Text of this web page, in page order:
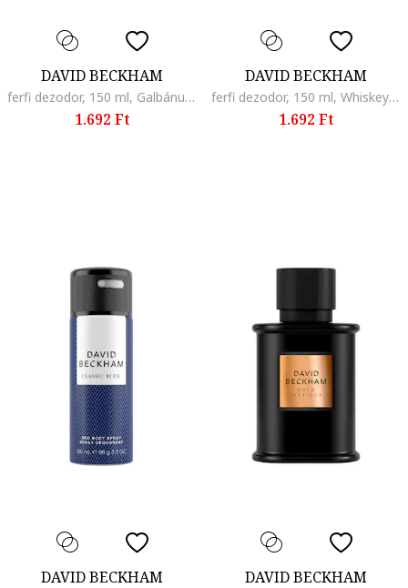
DAVID BECKHAM
ferfi dezodor, 150 ml, Galbánum/Lime
1.692 Ft
DAVID BECKHAM
ferfi dezodor, 150 ml, Whiskey/Fás
1.692 Ft
DAVID BECKHAM DAVID BECKHAM